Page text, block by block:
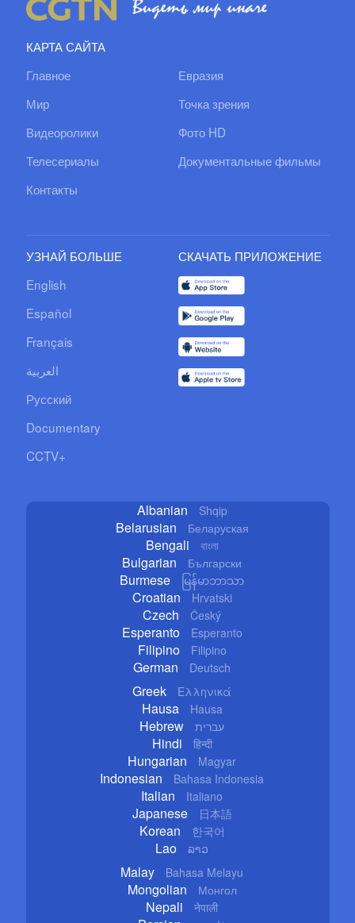
КАРТА САЙТА
Главное
Евразия
Мир
Точка зрения
Видеоролики
Фото HD
Телесериалы
Документальные фильмы
Контакты
УЗНАЙ БОЛЬШЕ
English
Español
Français
العربية
Русский
Documentary
CCTV+
СКАЧАТЬ ПРИЛОЖЕНИЕ
Albanian Shqip
Belarusian Беларуская
Bengali বাংলা
Bulgarian Български
Burmese မြန်မာဘာသာ
Croatian Hrvatski
Czech Český
Esperanto Esperanto
Filipino Filipino
German Deutsch
Greek Ελληνικά
Hausa Hausa
Hebrew עברית
Hindi हिन्दी
Hungarian Magyar
Indonesian Bahasa Indonesia
Italian Italiano
Japanese 日本語
Korean 한국어
Lao ລາວ
Malay Bahasa Melayu
Mongolian Монгол
Nepali नेपाली